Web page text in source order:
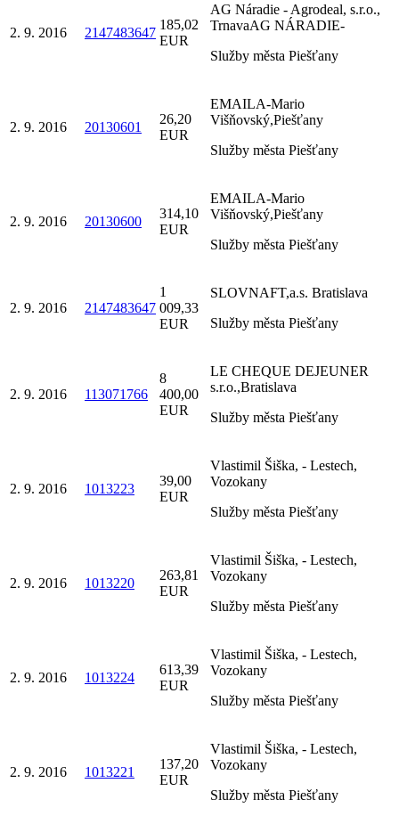
2. 9. 2016 2147483647
185,02
EUR
AG Náradie - Agrodeal, s.r.o.,
TrnavaAG NÁRADIE-
Služby města Piešťany
2. 9. 2016 20130601
26,20
EUR
EMAILA-Mario
Višňovský,Piešťany
Služby města Piešťany
2. 9. 2016 20130600
314,10
EUR
EMAILA-Mario
Višňovský,Piešťany
Služby města Piešťany
2. 9. 2016 2147483647
1
009,33
EUR
SLOVNAFT,a.s. Bratislava
Služby města Piešťany
2. 9. 2016 113071766
8
400,00
EUR
LE CHEQUE DEJEUNER
s.r.o.,Bratislava
Služby města Piešťany
2. 9. 2016 1013223
39,00
EUR
Vlastimil Šiška, - Lestech,
Vozokany
Služby města Piešťany
2. 9. 2016 1013220
263,81
EUR
Vlastimil Šiška, - Lestech,
Vozokany
Služby města Piešťany
2. 9. 2016 1013224
613,39
EUR
Vlastimil Šiška, - Lestech,
Vozokany
Služby města Piešťany
2. 9. 2016 1013221
137,20
EUR
Vlastimil Šiška, - Lestech,
Vozokany
Služby města Piešťany